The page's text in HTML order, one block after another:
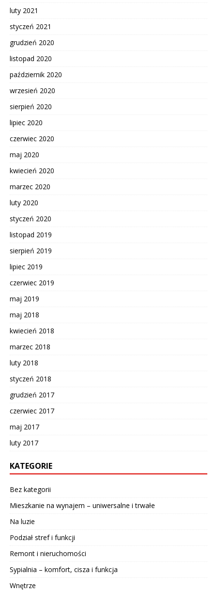
luty 2021
styczeń 2021
grudzień 2020
listopad 2020
październik 2020
wrzesień 2020
sierpień 2020
lipiec 2020
czerwiec 2020
maj 2020
kwiecień 2020
marzec 2020
luty 2020
styczeń 2020
listopad 2019
sierpień 2019
lipiec 2019
czerwiec 2019
maj 2019
maj 2018
kwiecień 2018
marzec 2018
luty 2018
styczeń 2018
grudzień 2017
czerwiec 2017
maj 2017
luty 2017
KATEGORIE
Bez kategorii
Mieszkanie na wynajem – uniwersalne i trwałe
Na luzie
Podział stref i funkcji
Remont i nieruchomości
Sypialnia – komfort, cisza i funkcja
Wnętrze